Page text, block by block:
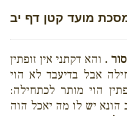
מועד קטן דף יב
. והא דקתני אין זופתין
אבל בדיעבד לא הוי
הוי מותר לכתחילה:
הונא יש לו מה יאכל הוה